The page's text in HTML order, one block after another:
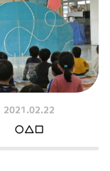
2021.02.22
○△□